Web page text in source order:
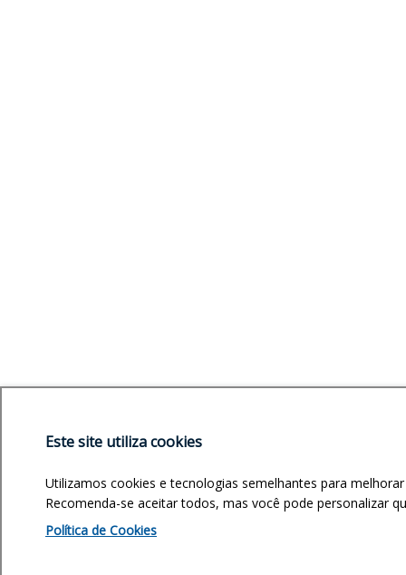
Este site utiliza cookies
Utilizamos cookies e tecnologias semelhantes para
Recomenda-se aceitar todos, mas você pode personalizar
Política de Cookies